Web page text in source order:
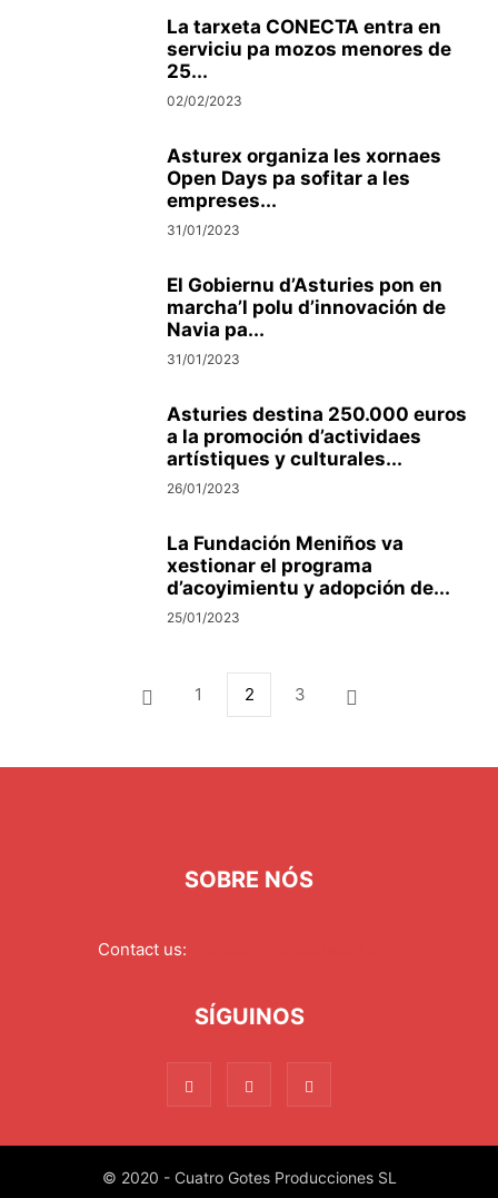
La tarxeta CONECTA entra en
serviciu pa mozos menores de
25...
02/02/2023
Asturex organiza les xornaes
Open Days pa sofitar a les
empreses...
31/01/2023
El Gobiernu d’Asturies pon en
marcha’l polu d’innovación de
Navia pa...
31/01/2023
Asturies destina 250.000 euros
a la promoción d’actividaes
artístiques y culturales...
26/01/2023
La Fundación Meniños va
xestionar el programa
d’acoyimientu y adopción de...
25/01/2023
1 2 3
SOBRE NÓS
Contact us:
SÍGUINOS
© 2020 - Cuatro Gotes Producciones SL